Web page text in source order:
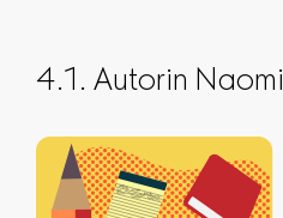
4.1. Autorin Naomi